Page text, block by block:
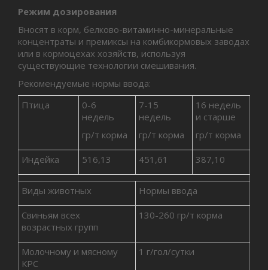
Режим дозирования
Вносят в корм, белково-витаминно-минеральные
концентраты и премиксы на комбикормовых заводах
или в кормоцехах хозяйств, используя
существующие технологии смешивания.
Рекомендуемые нормы ввода:
Птица
0-6
недель
гр/т корма
7-15
недель
гр/т корма
16 недель
и старше
гр/т корма
Индейка 516,13 451,61 387,10
Виды животных Нормы ввода
Свиньям всех
возрастных групп
130-260 гр/т корма
Молочному и мясному
КРС
1 г/гол/сутки